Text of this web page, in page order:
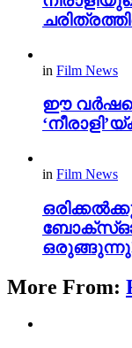
in Film News
ഈ
in Film News
More From: